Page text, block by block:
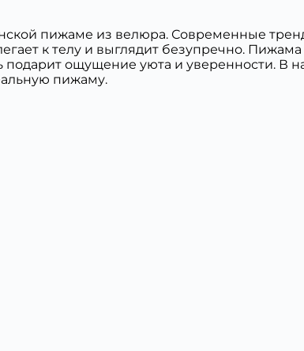
пижаме из велюра. Современные
к телу и выглядит безупречно.
подарит ощущение уюта и уверенности.
пижаму.